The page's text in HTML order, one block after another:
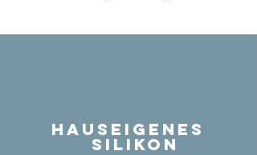
Hauseigenes
Silikon